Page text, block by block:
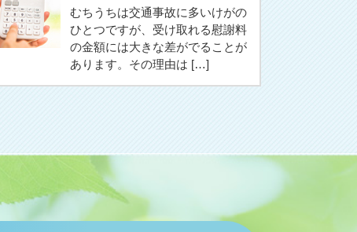
むちうちは交通事故に多いけがの
ひとつですが、受け取れる慰謝料
の金額には大きな差がでることが
あります。その理由は […]